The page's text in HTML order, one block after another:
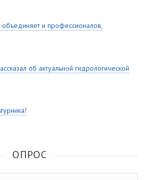
и профессионалов,
об актуальной гидрологической
ОПРОС